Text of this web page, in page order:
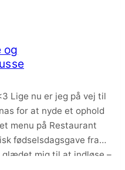
og
Lige nu er jeg på vej til
for at nyde et ophold
menu på Restaurant
fødselsdagsgave fra
glædet mig til at indløse –